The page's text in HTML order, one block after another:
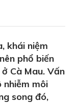
khái niệm
phổ biến
Cà Mau. Vấn
nhiễm môi
song đó,